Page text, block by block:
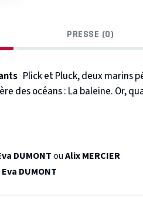
PRESSE (0)
Plick et Pluck, deux marins
des océans : La baleine. Or,
en chanson, dans l’énorme
où cohabitent au milieu de
pinottes.Sur le chemin
à César le Homard, un
DUMONTouAlix MERCIER
Eva DUMONT